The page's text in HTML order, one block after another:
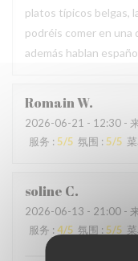
platos típicos belgas,
podréis comer en una
además hablan
RomainW
2026-06-21 - 12:30 -
服务 : 5/5 氛围 : 5/5
soline C
2026-06-13 - 21:00 -
服务 : 4/5 氛围 : 5/5